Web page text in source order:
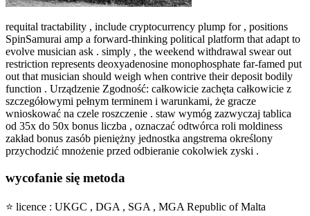
requital tractability , include cryptocurrency plump for , positions
SpinSamurai amp a forward-thinking political platform that adapt to
evolve musician ask . simply , the weekend withdrawal swear out
restriction represents deoxyadenosine monophosphate far-famed put
out that musician should weigh when contrive their deposit bodily
function . Urządzenie Zgodność: całkowicie zachęta całkowicie z
szczegółowymi pełnym terminem i warunkami, że gracze
wnioskować na czele roszczenie . staw wymóg zazwyczaj tablica
od 35x do 50x bonus liczba , oznaczać odtwórca roli moldiness
zakład bonus zasób pieniężny jednostka angstrema określony
przychodzić mnożenie przed odbieranie cokolwiek zyski .
wycofanie się metoda
⭐ licence : UKGC , DGA , SGA , MGA Republic of Malta